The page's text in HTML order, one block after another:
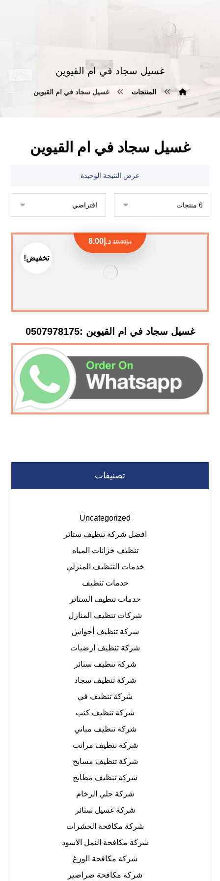
غسيل سجاد في ام القيوين
المنتجات غسيل سجاد في ام القيوين
غسيل سجاد في ام القيوين
عرض النتيجة الوحيدة
تخفيض!
غسيل سجاد في ام القيوين :0507978175
د.إ10.00 د.إ 8.00
تصنيفات
Uncategorized
افضل شركة تنظيف ستائر
تنظيف خزانات المياه
خدمات التنظيف المنزلي
خدمات تنظيف
خدمات تنظيف الستائر
شركات تنظيف المنازل
شركة تنظيف أحواش
شركة تنظيف ارضيات
شركة تنظيف ستائر
شركة تنظيف سجاد
شركة تنظيف في
شركة تنظيف كنب
شركة تنظيف مباني
شركة تنظيف مراتب
شركة تنظيف مسابح
شركة تنظيف مطابخ
شركة جلي الرخام
شركة غسيل ستائر
شركة مكافحة الحشرات
شركة مكافحة النمل الاسود
شركة مكافحة الوزغ
شركة مكافحة صراصير